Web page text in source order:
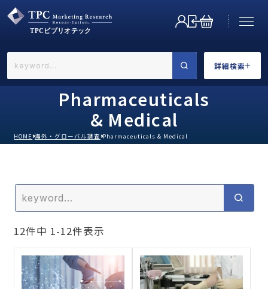
詳細検索
←戻る
カテゴリで選ぶ
Pharmaceuticals
& Medical
HOME 海外・グローバル調査 Pharmaceuticals & Medical
12件中 1-12件表示